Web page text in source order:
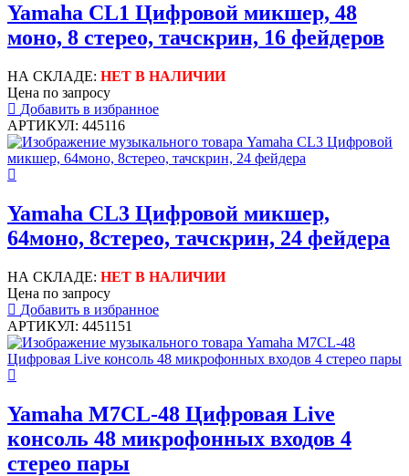
Yamaha CL1 Цифровой микшер, 48
моно, 8 стерео, тачскрин, 16 фейдеров
НА СКЛАДЕ: НЕТ В НАЛИЧИИ
Цена по запросу
Добавить в избранное
АРТИКУЛ: 445116
Yamaha CL3 Цифровой микшер,
64моно, 8стерео, тачскрин, 24 фейдера
НА СКЛАДЕ: НЕТ В НАЛИЧИИ
Цена по запросу
Добавить в избранное
АРТИКУЛ: 4451151
Yamaha M7CL-48 Цифровая Live
консоль 48 микрофонных входов 4
стерео пары